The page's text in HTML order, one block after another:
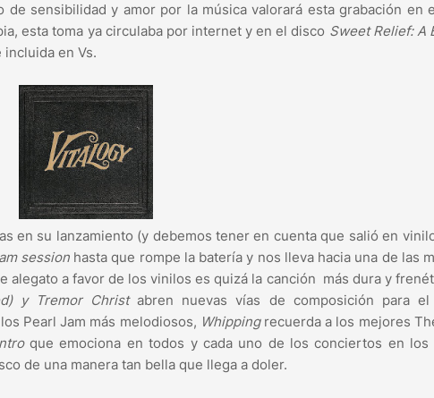
de sensibilidad y amor por la música valorará esta grabación en
esta toma ya circulaba por internet y en el disco Sweet Relief: A
en Vs.
en su lanzamiento (y debemos tener en cuenta que salió en
am sessionhasta que rompe la batería y nos lleva hacia una de las
alegato a favor de los vinilos es quizá la canción más dura y
y Tremor Christabren nuevas vías de composición para el
Pearl Jam más melodiosos, Whippingrecuerda a los mejores
que emociona en todos y cada uno de los conciertos en los
de una manera tan bella que llega a doler.